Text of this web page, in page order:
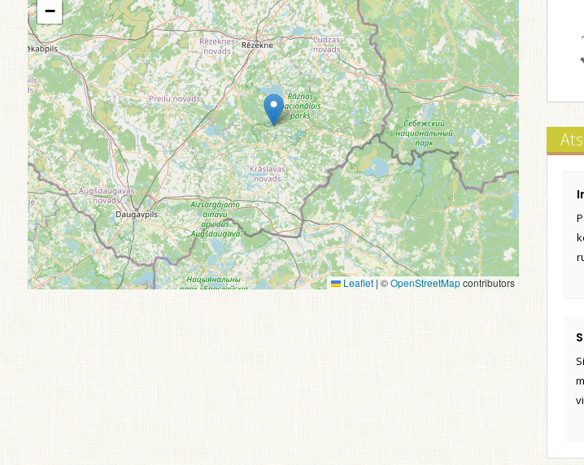
−
Leaflet | ©OpenStreetMapcontributors